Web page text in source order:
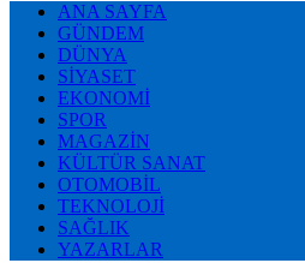
ANA SAYFA
GÜNDEM
DÜNYA
SİYASET
EKONOMİ
SPOR
MAGAZİN
KÜLTÜR SANAT
OTOMOBİL
TEKNOLOJİ
SAĞLIK
YAZARLAR